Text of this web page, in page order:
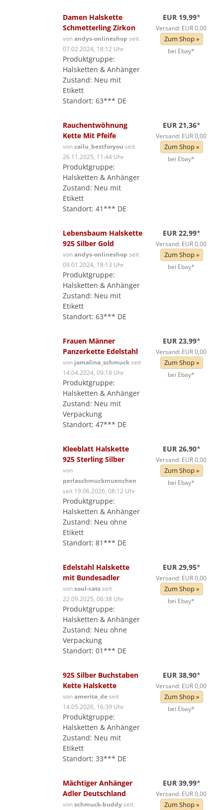
Damen Halskette
Schmetterling Zirkon
vonandys-onlineshop seit
07.02.2024, 18:12 Uhr
Produktgruppe:
Halsketten & Anhänger
Zustand: Neu mit
Etikett
Standort: 63*** DE
EUR 19,99*
Versand: EUR 0,00
Zum Shop »
bei Ebay*
Rauchentwöhnung
Kette Mit Pfeife
voncailu_bestforyou seit
26.11.2025, 11:44 Uhr
Produktgruppe:
Halsketten & Anhänger
Zustand: Neu mit
Etikett
Standort: 41*** DE
EUR 21,36*
Versand: EUR 0,00
Zum Shop »
bei Ebay*
Lebensbaum Halskette
925 Silber Gold
vonandys-onlineshop seit
09.01.2024, 18:13 Uhr
Produktgruppe:
Halsketten & Anhänger
Zustand: Neu mit
Etikett
Standort: 63*** DE
EUR 22,99*
Versand: EUR 0,00
Zum Shop »
bei Ebay*
Frauen Männer
Panzerkette Edelstahl
von jamalina_schmuckseit
14.04.2024, 09:18 Uhr
Produktgruppe:
Halsketten & Anhänger
Zustand: Neu mit
Verpackung
Standort: 47*** DE
EUR 23,99*
Versand: EUR 0,00
Zum Shop »
bei Ebay*
Kleeblatt Halskette
925 Sterling Silber
von
perlaschmuckmuenchen
seit 19.06.2026, 08:12 Uhr
Produktgruppe:
Halsketten & Anhänger
Zustand: Neu ohne
Etikett
Standort: 81*** DE
EUR 26,90*
Versand: EUR 0,00
Zum Shop »
bei Ebay*
Edelstahl Halskette
mit Bundesadler
vonsoul-catsseit
22.09.2025, 06:38 Uhr
Produktgruppe:
Halsketten & Anhänger
Zustand: Neu ohne
Verpackung
Standort: 01*** DE
EUR 29,95*
Versand: EUR 0,00
Zum Shop »
bei Ebay*
925 Silber Buchstaben
Kette Halskette
vonamerita_deseit
14.05.2026, 16:39 Uhr
Produktgruppe:
Halsketten & Anhänger
Zustand: Neu mit
Etikett
Standort: 33*** DE
EUR 38,90*
Versand: EUR 0,00
Zum Shop »
bei Ebay*
Mächtiger Anhänger
Adler Deutschland
vonschmuck-buddyseit
EUR 39,99*
Versand: EUR 0,00
Zum Shop »